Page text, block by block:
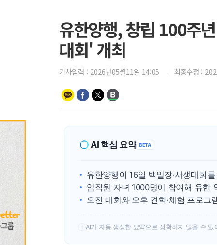
유한양행, 창립 100주
대회' 개최
기사입력 : 2026년05월11일 14:05 최종수정 :
AI 핵심 요약 BETA
유한양행이 16일 백일장·사생대회
임직원 자녀 1000명이 참여해 유한
오전 대회와 오후 견학·체험 프로그
! AI가 자동 생성한 요약으로 정확하지 않을 수 있